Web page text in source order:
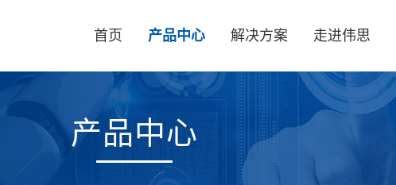
首页 产品中心 解决方案 走进伟思
产品中心